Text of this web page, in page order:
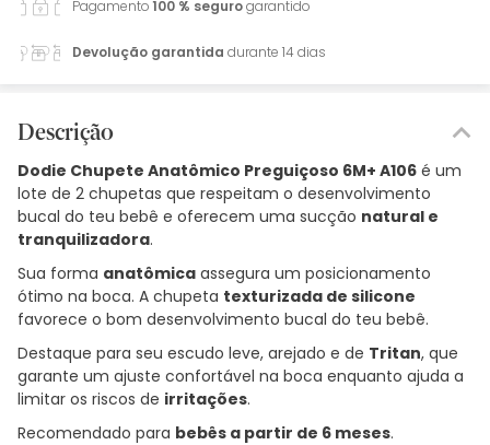
Pagamento100 % segurogarantido
Devolução garantida durante 14 dias
Descrição
Dodie Chupete Anatômico Preguiçoso 6M+ A106 é um
lote de 2 chupetas que respeitam o desenvolvimento
bucal do teu bebê e oferecem uma sucção natural e
tranquilizadora.
Sua forma anatômica assegura um posicionamento
ótimo na boca. A chupeta texturizada de silicone
favorece o bom desenvolvimento bucal do teu bebê.
Destaque para seu escudo leve, arejado e de Tritan, que
garante um ajuste confortável na boca enquanto ajuda a
limitar os riscos de irritações.
Recomendado para bebês a partir de 6 meses.